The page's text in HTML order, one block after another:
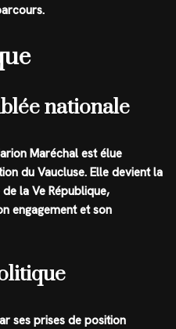
nationale
Maréchal est élue
du Vaucluse. Elle devient la
la Ve République,
engagement et son
ses prises de position